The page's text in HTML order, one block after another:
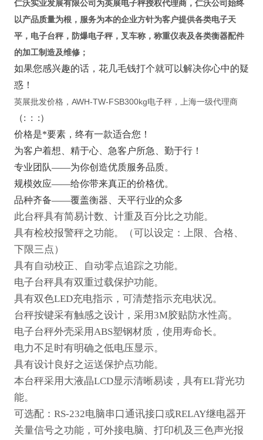
仁沃实业发展有限公司为英展电子秤授权代理商，仁沃公司始终
以产品质量为根，服务为本的企业方针为客户提供各类电子天
平，电子台秤，防爆电子秤，叉车称，称重仪表及各类衡器配件
的加工制造及维修；
如果您感兴趣的话，花几毛钱打个就可以解决你心中的疑
惑！
英展批发价格，AWH-TW-FSB300kg电子秤，上海一级代理商
（: : :）
价格是*要素，终有一款适合您！
为客户着想、精于心、急客户所急、勤于行！
专业团队——为你创造优质服务品质。
规模效应——给你带来真正的价格优。
品种齐备——覆盖衡器、天平行业的众多
此台秤具有简易计数、计重及百分比之功能。
具有检校报警秤之功能。（可以设定： 上限 、 合格、
下限三点）
具有自动校正、自动零点追踪之功能。
电子台秤具有双重过载保护功能。
具有双色LED充电指示，可清楚指示充电状况。
台秤按键采有触感之设计，采用3M胶贴防水性高。
电子台秤外壳采用ABS塑钢材质，使用寿命长。
电力不足时有明确之低电压显示。
具有设计良好之运送保护点功能。
本台秤采用大液晶LCD显示清晰易读，具有EL背光功
能。
可选配： RS-232电脑串口通讯接口 或RELAY继电器开
关量信号之功能，可外接电脑、打印机及三色声光报